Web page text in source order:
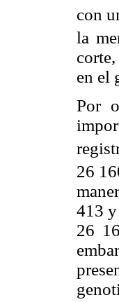
con
la
en el
Por
26
413
26